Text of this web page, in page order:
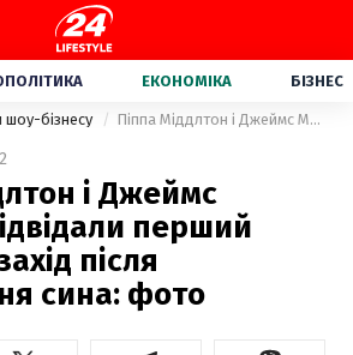
ЕКОНОМІКА БІЗНЕС
шоу-бізнесу Піппа Міддлтон і Джеймс Меттьюз відвідали перший світський захід після народження сина: фото
2
і Джеймс
перший
після
сина: фото